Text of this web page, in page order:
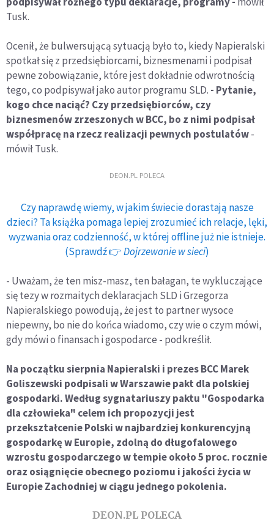
Tusk.
Ocenił, że bulwersującą sytuacją było to, kiedy Napieralski
spotkał się z przedsiębiorcami, biznesmenami i podpisał
pewne zobowiązanie, które jest dokładnie odwrotnością
tego, co podpisywał jako autor programu SLD. - Pytanie,
kogo chce naciąć? Czy przedsiębiorców, czy
biznesmenów zrzeszonych w BCC, bo z nimi podpisał
współpracę na rzecz realizacji pewnych postulatów-
mówił Tusk.
DEON.PL POLECA
Czy naprawdę wiemy, w jakim świecie dorastają nasze
dzieci? Ta książka pomaga lepiej zrozumieć ich relacje, lęki,
wyzwania oraz codzienność, w której offline już nie istnieje.
(Sprawdź 👉Dojrzewanie w sieci)
- Uważam, że ten misz-masz, ten bałagan, te wykluczające
się tezy w rozmaitych deklaracjach SLD i Grzegorza
Napieralskiego powodują, że jest to partner wysoce
niepewny, bo nie do końca wiadomo, czy wie o czym mówi,
gdy mówi o finansach i gospodarce - podkreślił.
Na początku sierpnia Napieralski i prezes BCC Marek
Goliszewski podpisali w Warszawie pakt dla polskiej
gospodarki. Według sygnatariuszy paktu "Gospodarka
dla człowieka" celem ich propozycji jest
przekształcenie Polski w najbardziej konkurencyjną
gospodarkę w Europie, zdolną do długofalowego
wzrostu gospodarczego w tempie około 5 proc. rocznie
oraz osiągnięcie obecnego poziomu i jakości życia w
Europie Zachodniej w ciągu jednego pokolenia.
DEON.PL POLECA